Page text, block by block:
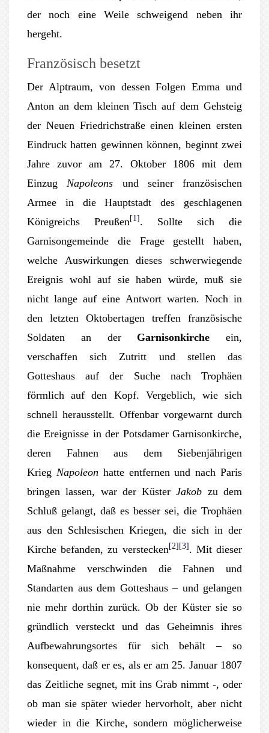
der noch eine Weile schweigend neben ihr
hergeht.
Französisch besetzt
Der Alptraum, von dessen Folgen Emma und
Anton an dem kleinen Tisch auf dem Gehsteig
der Neuen Friedrichstraße einen kleinen ersten
Eindruck hatten gewinnen können, beginnt zwei
Jahre zuvor am 27. Oktober 1806 mit dem
Einzug Napoleons und seiner französischen
Armee in die Hauptstadt des geschlagenen
Königreichs Preußen [1] . Sollte sich die
Garnisongemeinde die Frage gestellt haben,
welche Auswirkungen dieses schwerwiegende
Ereignis wohl auf sie haben würde, muß sie
nicht lange auf eine Antwort warten. Noch in
den letzten Oktobertagen treffen französische
Soldaten an der Garnisonkirche ein,
verschaffen sich Zutritt und stellen das
Gotteshaus auf der Suche nach Trophäen
förmlich auf den Kopf. Vergeblich, wie sich
schnell herausstellt. Offenbar vorgewarnt durch
die Ereignisse in der Potsdamer Garnisonkirche,
deren Fahnen aus dem Siebenjährigen
Krieg Napoleon hatte entfernen und nach Paris
bringen lassen, war der KüsterJakob zu dem
Schluß gelangt, daß es besser sei, die Trophäen
aus den Schlesischen Kriegen, die sich in der
Kirche befanden, zu verstecken [2] [3] . Mit dieser
Maßnahme verschwinden die Fahnen und
Standarten aus dem Gotteshaus – und gelangen
nie mehr dorthin zurück. Ob der Küster sie so
gründlich versteckt und das Geheimnis ihres
Aufbewahrungsortes für sich behält – so
konsequent, daß er es, als er am 25. Januar 1807
das Zeitliche segnet, mit ins Grab nimmt -, oder
ob man sie später wieder hervorholt, aber nicht
wieder in die Kirche, sondern möglicherweise